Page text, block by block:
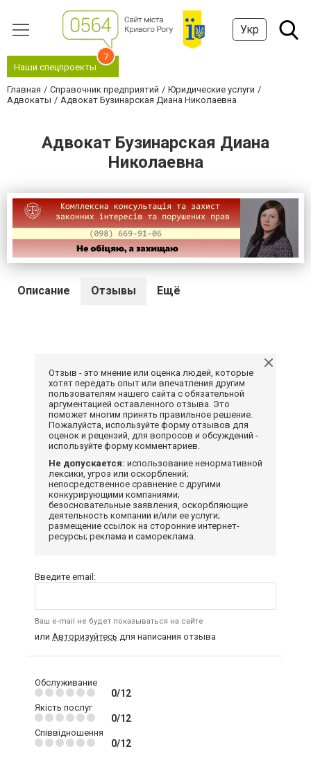
Укр
Наши спецпроекты
7
Главная Справочник предприятий
Юридические услуги
Адвокаты
Адвокат Бузинарская Диана Николаевна
Адвокат Бузинарская Диана
Николаевна
Описание Отзывы Ещё
Отзыв - это мнение или оценка людей, которые
хотят передать опыт или впечатления другим
пользователям нашего сайта с обязательной
аргументацией оставленного отзыва. Это
поможет многим принять правильное решение.
Пожалуйста, используйте форму отзывов для
оценок и рецензий, для вопросов и обсуждений -
используйте форму комментариев.
Не допускается: использование ненормативной
лексики, угроз или оскорблений;
непосредственное сравнение с другими
конкурирующими компаниями;
безосновательные заявления, оскорбляющие
деятельность компании и/или ее услуги;
размещение ссылок на сторонние интернет-
ресурсы; реклама и самореклама.
Введите email:
Ваш e-mail не будет показываться на сайте
или Авторизуйтесь для написания отзыва
Обслуживание
0/12
Якість послуг
0/12
Співвідношення
0/12